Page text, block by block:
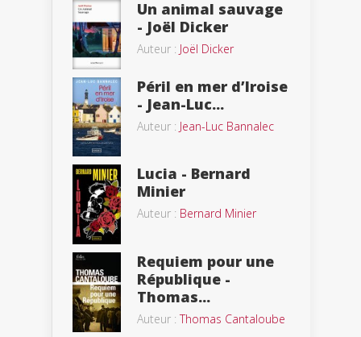
Un animal sauvage
- Joël Dicker
Auteur : Joël Dicker
Péril en mer d’Iroise
- Jean-Luc...
Auteur : Jean-Luc Bannalec
Lucia - Bernard
Minier
Auteur : Bernard Minier
Requiem pour une
République -
Thomas...
Auteur :Thomas Cantaloube